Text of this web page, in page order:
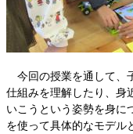
今回の授業を通して、
仕組みを理解したり、身
いこうという姿勢を身に
を使って具体的なモデル